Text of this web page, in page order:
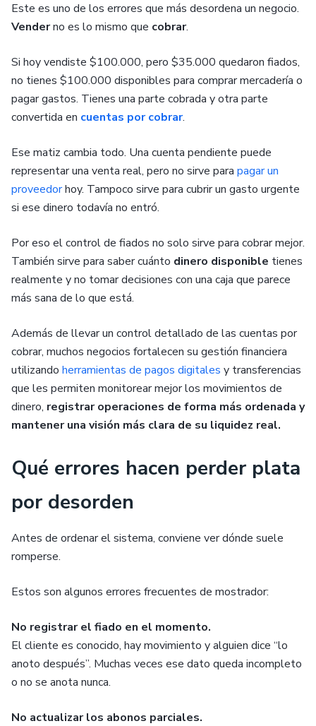
Este es uno de los errores que más desordena un negocio.
Venderno es lo mismo que cobrar.
Si hoy vendiste $100.000, pero $35.000 quedaron fiados,
no tienes $100.000 disponibles para comprar mercadería o
pagar gastos. Tienes una parte cobrada y otra parte
convertida en cuentas por cobrar.
Ese matiz cambia todo. Una cuenta pendiente puede
representar una venta real, pero no sirve para pagar un
proveedorhoy. Tampoco sirve para cubrir un gasto urgente
si ese dinero todavía no entró.
Por eso el control de fiados no solo sirve para cobrar mejor.
También sirve para saber cuánto dinero disponible tienes
realmente y no tomar decisiones con una caja que parece
más sana de lo que está.
Además de llevar un control detallado de las cuentas por
cobrar, muchos negocios fortalecen su gestión financiera
utilizando herramientas de pagos digitales y transferencias
que les permiten monitorear mejor los movimientos de
dinero, registrar operaciones de forma más ordenada y
mantener una visión más clara de su liquidez real.
Qué errores hacen perder plata
por desorden
Antes de ordenar el sistema, conviene ver dónde suele
romperse.
Estos son algunos errores frecuentes de mostrador:
No registrar el fiado en el momento.
El cliente es conocido, hay movimiento y alguien dice “lo
anoto después”. Muchas veces ese dato queda incompleto
o no se anota nunca.
No actualizar los abonos parciales.